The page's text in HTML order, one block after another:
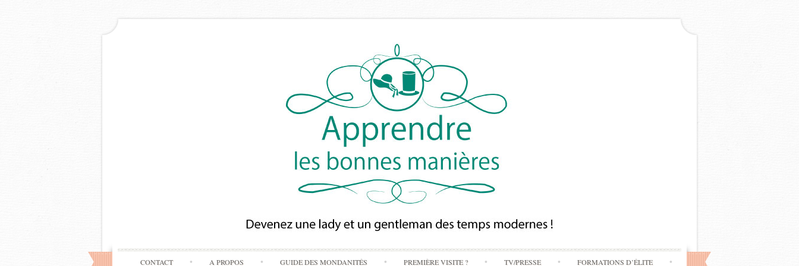
Skip
CONTACT A PROPOS GUIDE DES MONDANITÉS PREMIÈRE VISITE ? TV/PRESSE FORMATIONS D’ÉLITE